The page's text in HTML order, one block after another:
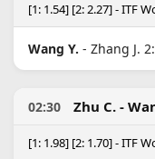
[1: 1.54] [2: 2.27] - ITF
Wang Y. - Zhang J.
02:30 Zhu C. -
[1: 1.98] [2: 1.70] - ITF